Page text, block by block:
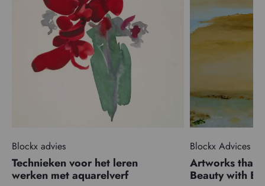
Blockx advies
Technieken voor het leren
werken met aquarelverf
Blockx Advices
Artworks that
Beauty with